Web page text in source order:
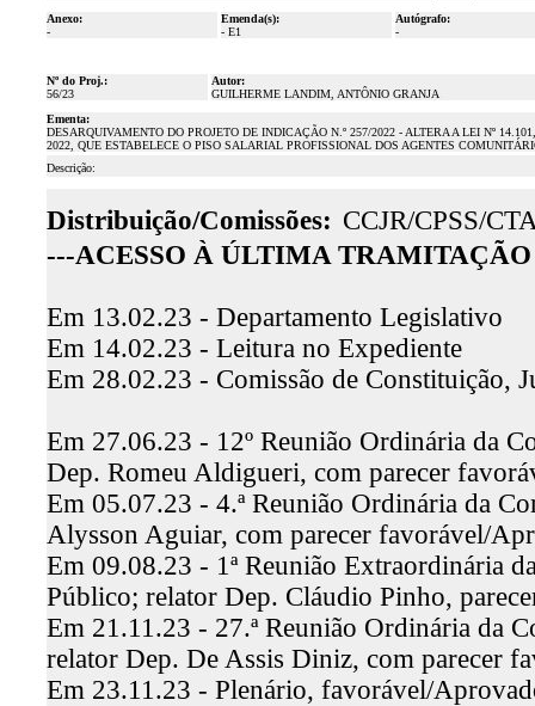
Anexo:
-
Emenda(s):
- E1
Autógrafo:
-
Nº do Proj.:
56/23
Autor:
GUILHERME LANDIM, ANTÔNIO GRANJA
Ementa:
DESARQUIVAMENTO DO PROJETO DE INDICAÇÃO N.º 257/2022 - ALTERA A LEI Nº
2022, QUE ESTABELECE O PISO SALARIAL PROFISSIONAL DOS AGENTES
Descrição:
Distribuição/Comissões: CCJR/CPSS/
---ACESSO À ÚLTIMA
Em 13.02.23 - Departamento Legislativo
Em 14.02.23 - Leitura no Expediente
Em 28.02.23 - Comissão de Constituição,
Em 27.06.23 - 12º Reunião Ordinária da
Dep. Romeu Aldigueri, com parecer
Em 05.07.23 - 4.ª Reunião Ordinária da
Alysson Aguiar, com parecer favorável/
Em 09.08.23 - 1ª Reunião Extraordinária
Público; relator Dep. Cláudio Pinho,
Em 21.11.23 - 27.ª Reunião Ordinária da
relator Dep. De Assis Diniz, com parecer
Em 23.11.23 - Plenário, favorável/